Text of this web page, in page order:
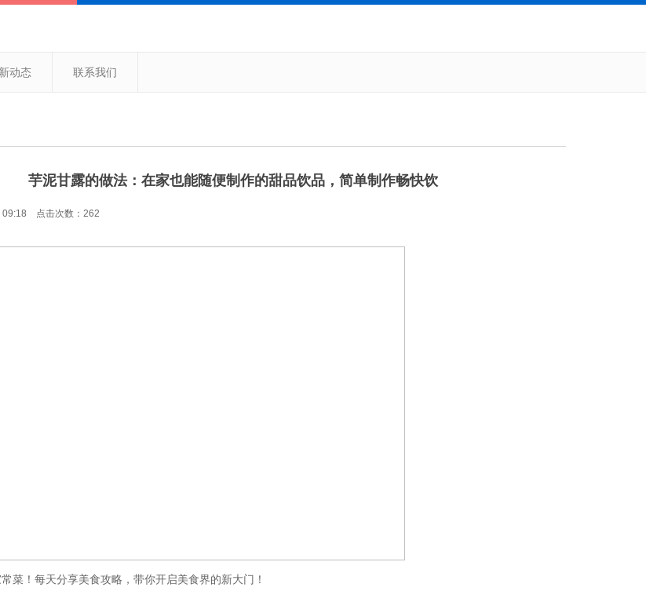
动态 联系我们
芋泥甘露的做法：在家也能随便制作的甜品饮品，简单制作畅快饮
09:18 点击次数：262
菜！每天分享美食攻略，带你开启美食界的新大门！